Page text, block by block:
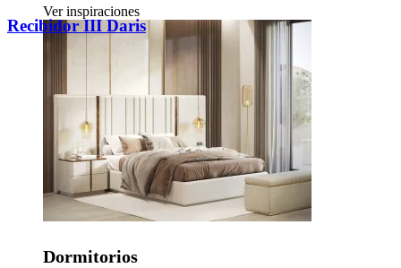
Ver inspiraciones
Dormitorios
Recibidor III Daris